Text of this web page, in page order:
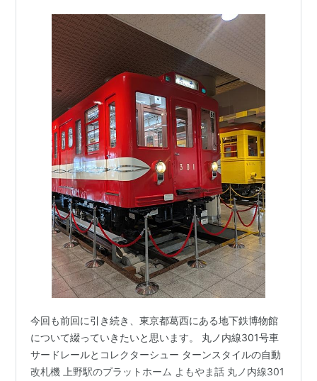
今回も前回に引き続き、東京都葛西にある地下鉄博物館
について綴っていきたいと思います。 丸ノ内線301号車
サードレールとコレクターシュー ターンスタイルの自動
改札機 上野駅のプラットホーム よもやま話 丸ノ内線301